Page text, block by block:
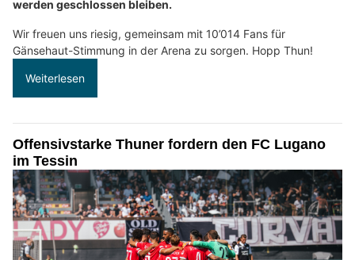
werden geschlossen bleiben.
Wir freuen uns riesig, gemeinsam mit 10’014 Fans für
Gänsehaut-Stimmung in der Arena zu sorgen. Hopp Thun!
Weiterlesen
Offensivstarke Thuner fordern den FC Lugano
im Tessin